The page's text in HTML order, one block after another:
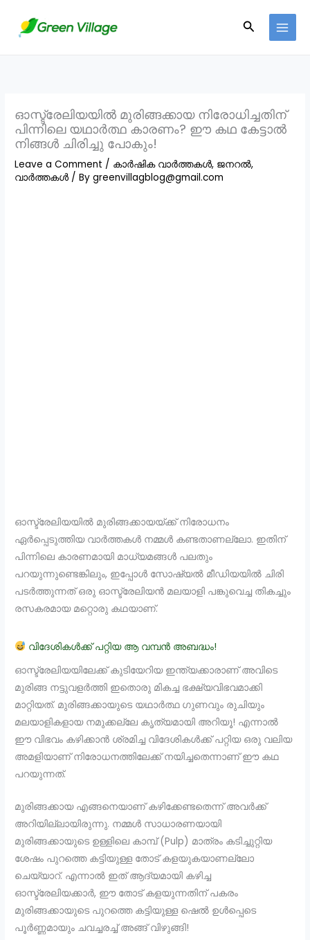
Search
ഓസ്ട്രേലിയയിൽ മുരിങ്ങക്കായ നിരോധിച്ചതിന്
പിന്നിലെ യഥാർത്ഥ കാരണം? ഈ കഥ കേട്ടാൽ
നിങ്ങൾ ചിരിച്ചു പോകും!
Leave a Comment / കാർഷിക വാർത്തകൾ, ജനറൽ,
വാർത്തകൾ / Bygreenvillagblog@gmail.com
ഓസ്ട്രേലിയയിൽ മുരിങ്ങക്കായയ്ക്ക് നിരോധനം
ഏർപ്പെടുത്തിയ വാർത്തകൾ നമ്മൾ കണ്ടതാണല്ലോ. ഇതിന്
പിന്നിലെ കാരണമായി മാധ്യമങ്ങൾ പലതും
പറയുന്നുണ്ടെങ്കിലും, ഇപ്പോൾ സോഷ്യൽ മീഡിയയിൽ ചിരി
പടർത്തുന്നത് ഒരു ഓസ്ട്രേലിയൻ മലയാളി പങ്കുവെച്ച തികച്ചും
രസകരമായ മറ്റൊരു കഥയാണ്.
വിദേശികൾക്ക് പറ്റിയ ആ വമ്പൻ അബദ്ധം!
ഓസ്ട്രേലിയയിലേക്ക് കുടിയേറിയ ഇന്ത്യക്കാരാണ് അവിടെ
മുരിങ്ങ നട്ടുവളർത്തി ഇതൊരു മികച്ച ഭക്ഷ്യവിഭവമാക്കി
മാറ്റിയത്. മുരിങ്ങക്കായുടെ യഥാർത്ഥ ഗുണവും രുചിയും
മലയാളികളായ നമുക്കല്ലേ കൃത്യമായി അറിയൂ! എന്നാൽ
ഈ വിഭവം കഴിക്കാൻ ശ്രമിച്ച വിദേശികൾക്ക് പറ്റിയ ഒരു വലിയ
അമളിയാണ് നിരോധനത്തിലേക്ക് നയിച്ചതെന്നാണ് ഈ കഥ
പറയുന്നത്.
മുരിങ്ങക്കായ എങ്ങനെയാണ് കഴിക്കേണ്ടതെന്ന് അവർക്ക്
അറിയില്ലായിരുന്നു. നമ്മൾ സാധാരണയായി
മുരിങ്ങക്കായുടെ ഉള്ളിലെ കാമ്പ് (Pulp) മാത്രം കടിച്ചുറ്റിയ
ശേഷം പുറത്തെ കട്ടിയുള്ള തോട് കളയുകയാണല്ലോ
ചെയ്യാറ്. എന്നാൽ ഇത് ആദ്യമായി കഴിച്ച
ഓസ്ട്രേലിയക്കാർ, ഈ തോട് കളയുന്നതിന് പകരം
മുരിങ്ങക്കായുടെ പുറത്തെ കട്ടിയുള്ള ഷെൽ ഉൾപ്പെടെ
പൂർണ്ണമായും ചവച്ചരച്ച് അങ്ങ് വിഴുങ്ങി!